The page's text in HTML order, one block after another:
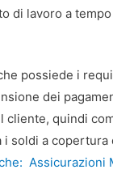
di lavoro a
possiede i
dei
cliente, quindi
i soldi a
Assicurazioni